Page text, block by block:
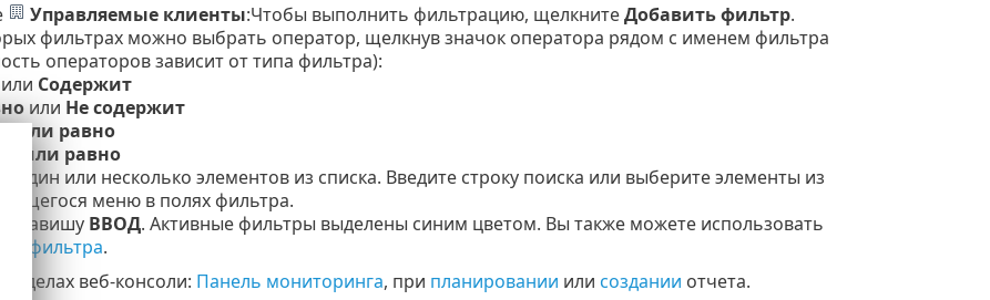
Управляемые клиенты:Чтобы выполнить фильтрацию, щелкнитеДобавить фильтр.
фильтрах можно выбрать оператор, щелкнув значок оператора рядом с именем фильтра
операторов зависит от типа фильтра):
Содержит
или Не содержит
или равно
или равно
один или несколько элементов из списка. Введите строку поиска или выберите элементы из
меню в полях фильтра.
клавишу ВВОД. Активные фильтры выделены синим цветом. Вы также можете использовать
фильтра.
веб-консоли: Панель мониторинга, при планировании или создании отчета.